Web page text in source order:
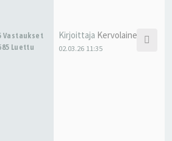
Vastaukset
Luettu
Kirjoittaja Kervolainen
02.03.26 11:35